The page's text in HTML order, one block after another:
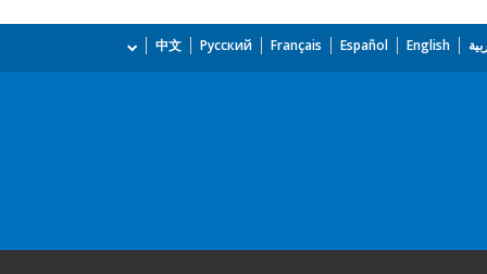
English
Español
Français
Русский
中文